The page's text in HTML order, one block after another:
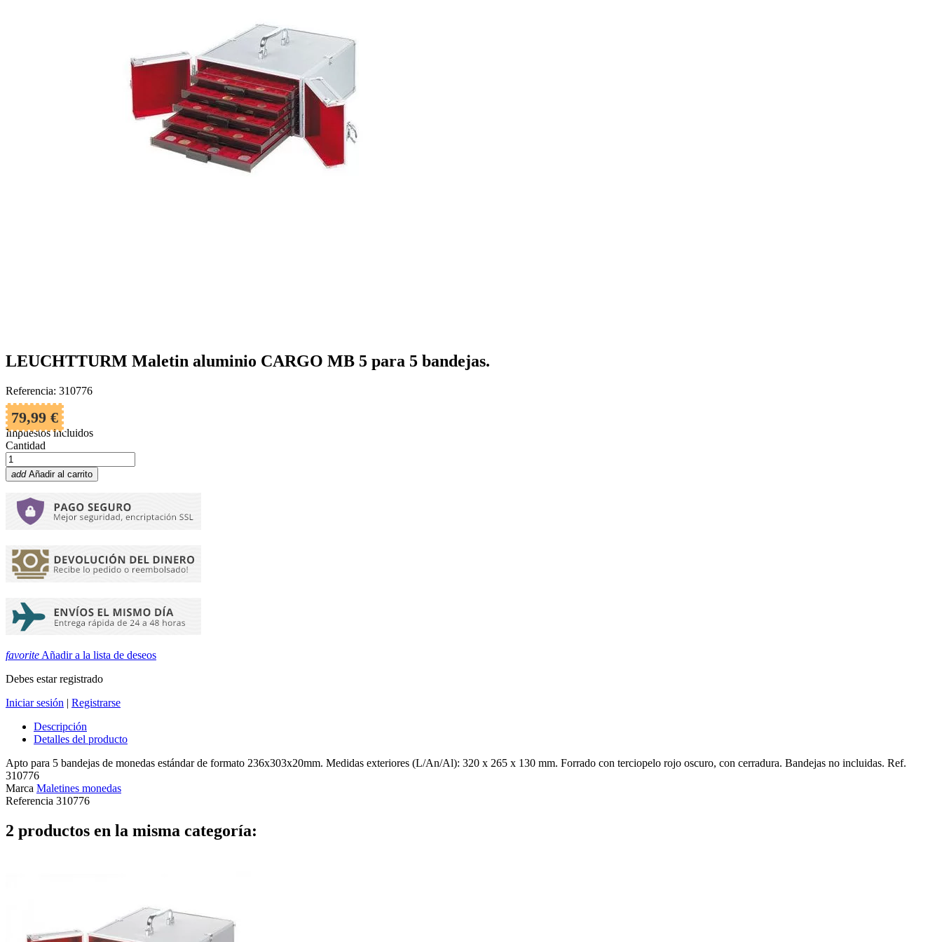
LEUCHTTURM Maletin aluminio CARGO MB 5 para 5 bandejas.
Referencia: 310776
79,99 €
Impuestos incluidos
Cantidad
add Añadir al carrito
favorite Añadir a la lista de deseos
Debes estar registrado
Iniciar sesión | Registrarse
Descripción
Detalles del producto
Apto para 5 bandejas de monedas estándar de formato 236x303x20mm. Medidas exteriores (L/An/Al): 320 x 265 x 130 mm. Forrado con terciopelo rojo oscuro, con cerradura. Bandejas no incluidas. Ref.
310776
Marca Maletines monedas
Referencia 310776
2 productos en la misma categoría: